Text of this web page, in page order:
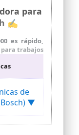
para
✍
es rápido,
trabajos
sistema de
para un
velocidad
con una
2 mm y
de
▼